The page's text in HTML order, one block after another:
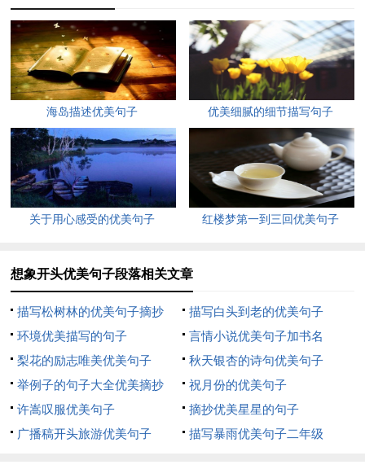
我会难过地流下眼泪，晶莹的泪水滴落在小树苗的身上。他们笑
了，顽皮地伸出绿手来接受甘甜的雨水，我也被逗得破涕而笑。
我站在云朵上自由自在地飞行着。过了一会儿，我略加思考后，
变成了一个医生。因为本医生的医术高明，医德高尚，而且用的
是高科技治疗仪，所以前来就诊的病人络绎不绝。经过我的治
疗，老人们身体健康，延年益寿;中年人身体强壮，精力充沛;孩
子们活泼可爱，茁壮成长。
师，坐在我新发明的飞船上，一眨眼就飞上了太空。我要在那儿
建一座宇宙城，一幢幢楼房，一座座剧场，一处处花园……
我如果是太阳，便会将我的光与热毫不犹豫地洒向地球。春天，
我唤醒大地，让春色无边、生机勃勃。夏天，我使那飘着幽香的
荷塘死而复生，让那春芽长出茁壮的躯体，让百花争芳斗艳。
妈妈，我是多么地想您!我总是在梦中看见您。有一次，我梦见
海岛描述优美句子 优美细腻的细节描写句子
关于用心感受的优美句子 红楼梦第一到三回优美句子
想象开头优美句子段落相关文章
描写松树林的优美句子摘抄
描写白头到老的优美句子
环境优美描写的句子
言情小说优美句子加书名
梨花的励志唯美优美句子
秋天银杏的诗句优美句子
举例子的句子大全优美摘抄
祝月份的优美句子
许嵩叹服优美句子
摘抄优美星星的句子
广播稿开头旅游优美句子
描写暴雨优美句子二年级